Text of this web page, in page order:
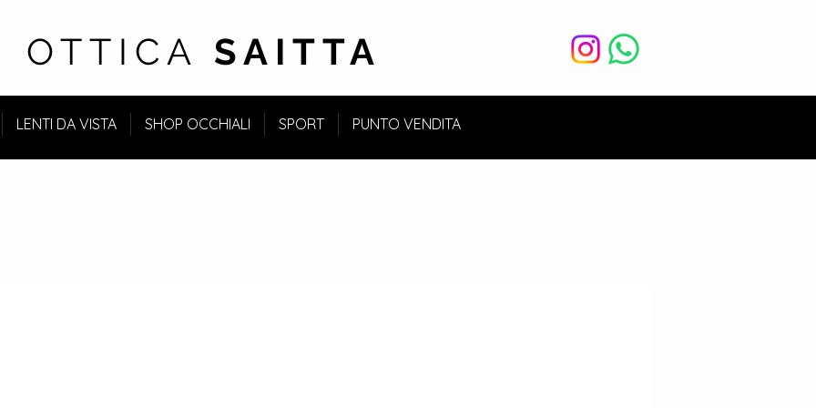
OTTICA SAITTA
LENTI DA VISTA SHOP OCCHIALI SPORT PUNTO VENDITA